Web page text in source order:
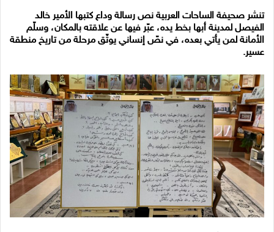
تنشر صحيفة الساحات العربية نص رسالة وداع كتبها الأمير خالد
الفيصل لمدينة أبها بخط يده، عبّر فيها عن علاقته بالمكان، وسلّم
الأمانة لمن يأتي بعده، في نصّ إنساني يوثّق مرحلة من تاريخ منطقة
عسير.